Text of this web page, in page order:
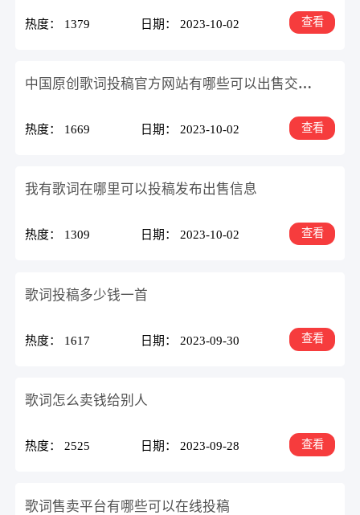
热度： 1379 日期： 2023-10-02 查看
中国原创歌词投稿官方网站有哪些可以出售交易买卖的
热度： 1669 日期： 2023-10-02 查看
我有歌词在哪里可以投稿发布出售信息
热度： 1309 日期： 2023-10-02 查看
歌词投稿多少钱一首
热度： 1617 日期： 2023-09-30 查看
歌词怎么卖钱给别人
热度： 2525 日期： 2023-09-28 查看
歌词售卖平台有哪些可以在线投稿